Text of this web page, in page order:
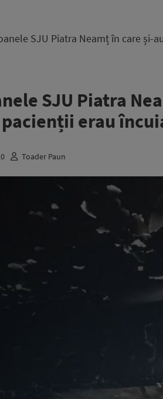
SJU Piatra Neamț în care și-
SJU Piatra
erau
Toader Paun